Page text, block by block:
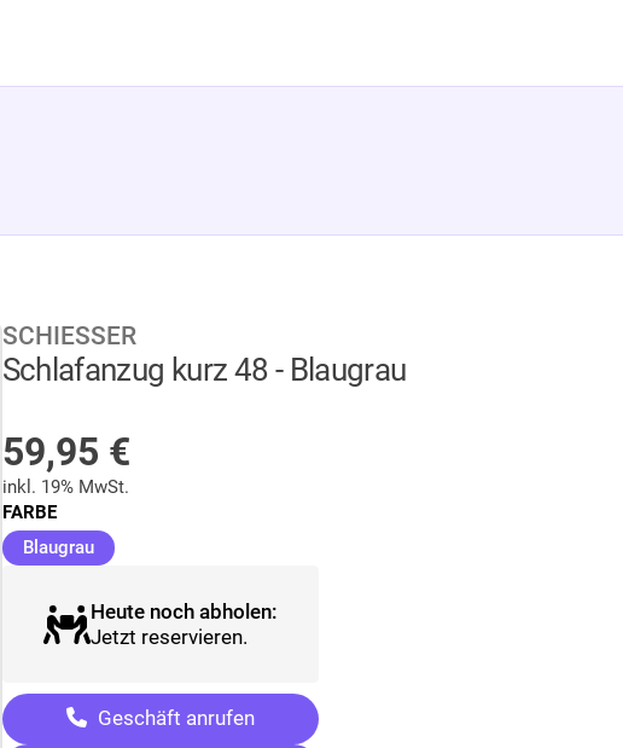
SCHIESSER
Schlafanzug kurz 48 - Blaugrau
59,95 €
inkl. 19% MwSt.
FARBE
Blaugrau(ausgewählt)
Heute noch abholen:
Jetzt reservieren.
Geschäft anrufen